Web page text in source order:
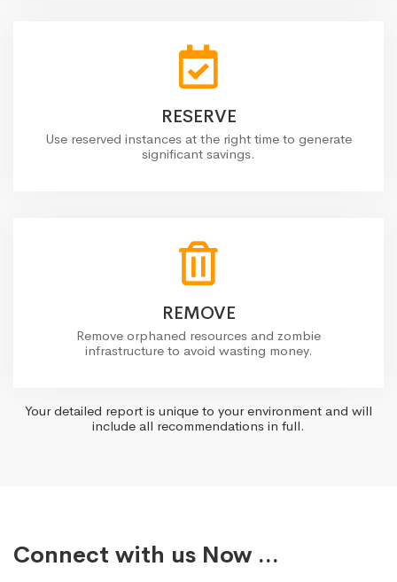
RESERVE
Use reserved instances at the right time to generate
significant savings.
REMOVE
Remove orphaned resources and zombie
infrastructure to avoid wasting money.
Your detailed report is unique to your environment and will
include all recommendations in full.
Connect with us Now ...